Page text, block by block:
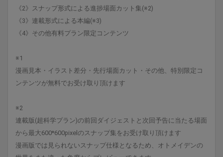
《2》スナップ形式による進捗場面カット集(※2)
《3》連載形式による本編(※3)
《4》その他有料プラン限定コンテンツ
※1
漫画見本・イラスト差分・先行場面カット・その他、特別限定コ
ンテンツが無料でお受け取り頂けます
※2
連載版(超科学プラン)の前回ダイジェストと次回予告に当たる場面
から最大600*600pixelのスナップ集をお受け取り頂けます
漫画版では見られないスナップ仕様となるため、オトメイデンの